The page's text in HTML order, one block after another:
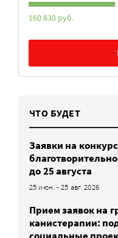
160 830 руб.
ЧТО БУДЕТ
Заявки на
до 25 августа
25 июн. - 25 авг. 2026
Прием заявок на
канистерапии: